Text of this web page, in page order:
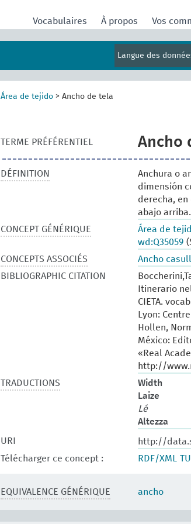
Vocabulaires À propos Vos
Langue des
Área de tejido > Ancho de tela
TERME PRÉFÉRENTIEL Ancho
DÉFINITION
Anchura o
dimensión
derecha,
abajo arriba.
CONCEPT GÉNÉRIQUE
Área de
wd:Q35059
CONCEPTS ASSOCIÉS
Ancho
BIBLIOGRAPHIC CITATION
Itinerario
CIETA.
Lyon:
Hollen,
México:
«Real
http://
TRADUCTIONS
Width
Laize
Lé
Altezza
URI
http://
Télécharger ce concept :
RDF/XML
EQUIVALENCE GÉNÉRIQUE ancho